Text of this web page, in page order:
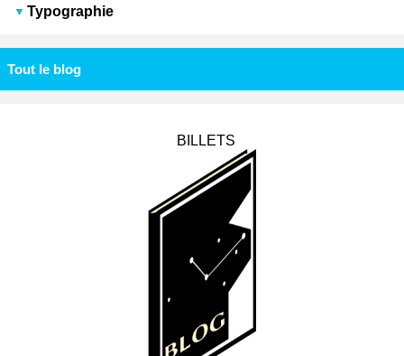
Typographie
Tout le blog
BILLETS